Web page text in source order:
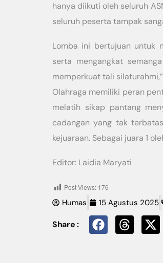
hanya diikuti oleh seluruh
seluruh peserta tampak
Lomba ini bertujuan untuk
serta mengangkat
memperkuat tali
Olahraga memiliki peran
melatih sikap pantang
cadangan yang tak
kejuaraan. Sebagai juara 1
Editor: Laidia Maryati
Post Views: 176
Humas 15 Agustus 2025
Share :